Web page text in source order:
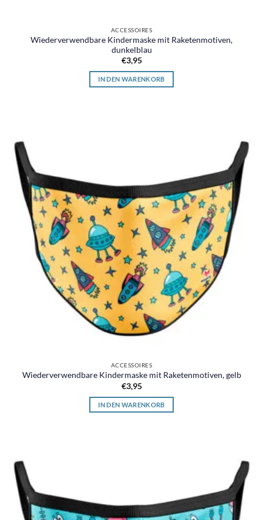
ACCESSOIRES
Wiederverwendbare Kindermaske mit Raketenmotiven,
dunkelblau
€3,95
IN DEN WARENKORB
ACCESSOIRES
Wiederverwendbare Kindermaske mit Raketenmotiven, gelb
€3,95
IN DEN WARENKORB